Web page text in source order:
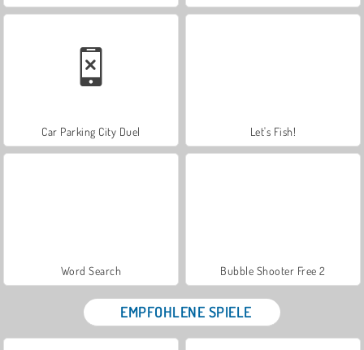
Car Parking City Duel Let's Fish!
Word Search Bubble Shooter Free 2
EMPFOHLENE SPIELE